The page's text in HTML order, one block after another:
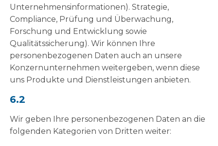
Unternehmensinformationen). Strategie,
Compliance, Prüfung und Überwachung,
Forschung und Entwicklung sowie
Qualitätssicherung). Wir können Ihre
personenbezogenen Daten auch an unsere
Konzernunternehmen weitergeben, wenn diese
uns Produkte und Dienstleistungen anbieten.
6.2
Wir geben Ihre personenbezogenen Daten an die
folgenden Kategorien von Dritten weiter: